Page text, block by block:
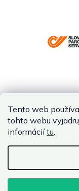
Tento web
tohto webu
informáciítu.